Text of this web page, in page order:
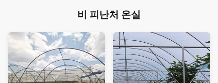
비 피난처 온실